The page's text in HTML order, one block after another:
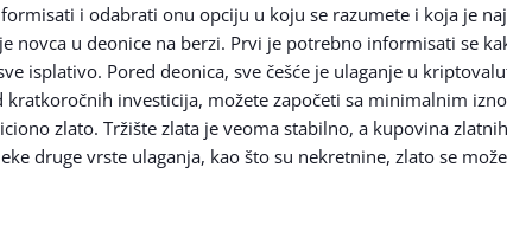
i odabrati onu opciju u koju se razumete i koja je
novca u deonice na berzi. Prvi je potrebno informisati se
isplativo. Pored deonica, sve češće je ulaganje u
investicija, možete započeti sa minimalnim
zlato. Tržište zlata je veoma stabilno, a kupovina
druge vrste ulaganja, kao što su nekretnine, zlato se